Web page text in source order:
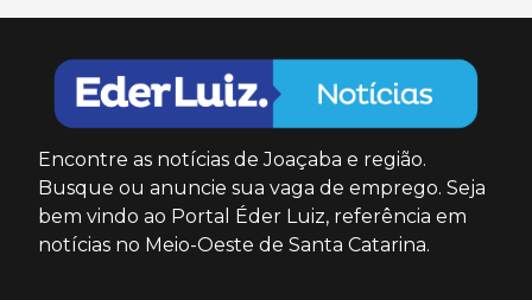
Encontre as notícias de Joaçaba e região.
Busque ou anuncie sua vaga de emprego. Seja
bem vindo ao Portal Éder Luiz, referência em
notícias no Meio-Oeste de Santa Catarina.